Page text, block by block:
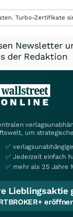
Turbo-Zertifikate
Newsletter
der Redaktion
um
✅
✅ Jederzeit einfach
✅ mehr als 25 Jahre
Lieblingsaktie